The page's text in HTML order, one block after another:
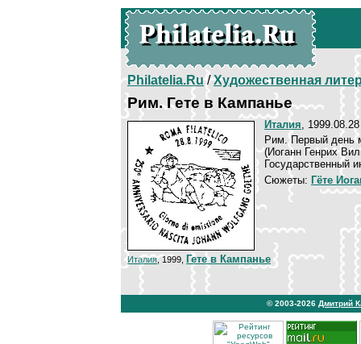
Philatelia.Ru/Художественная
Рим. Гете в Кампанье
Италия, 1999.08.28
Рим. Первый день
(Иоганн Генрих
Государственный
Сюжеты: Гёте
Италия, 1999, Гете в Кампанье
© 2003-2026 Дмитрий